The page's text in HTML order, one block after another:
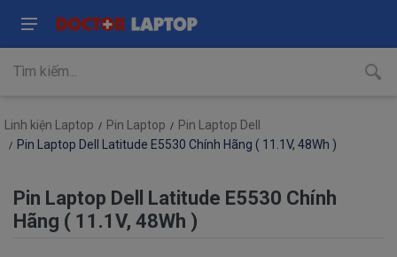
Linh kiện Laptop Pin Laptop
Pin Laptop Dell
Pin Laptop Dell Latitude E5530 Chính Hãng ( 11.1V, 48Wh )
Pin Laptop Dell Latitude E5530 Chính
Hãng ( 11.1V, 48Wh )